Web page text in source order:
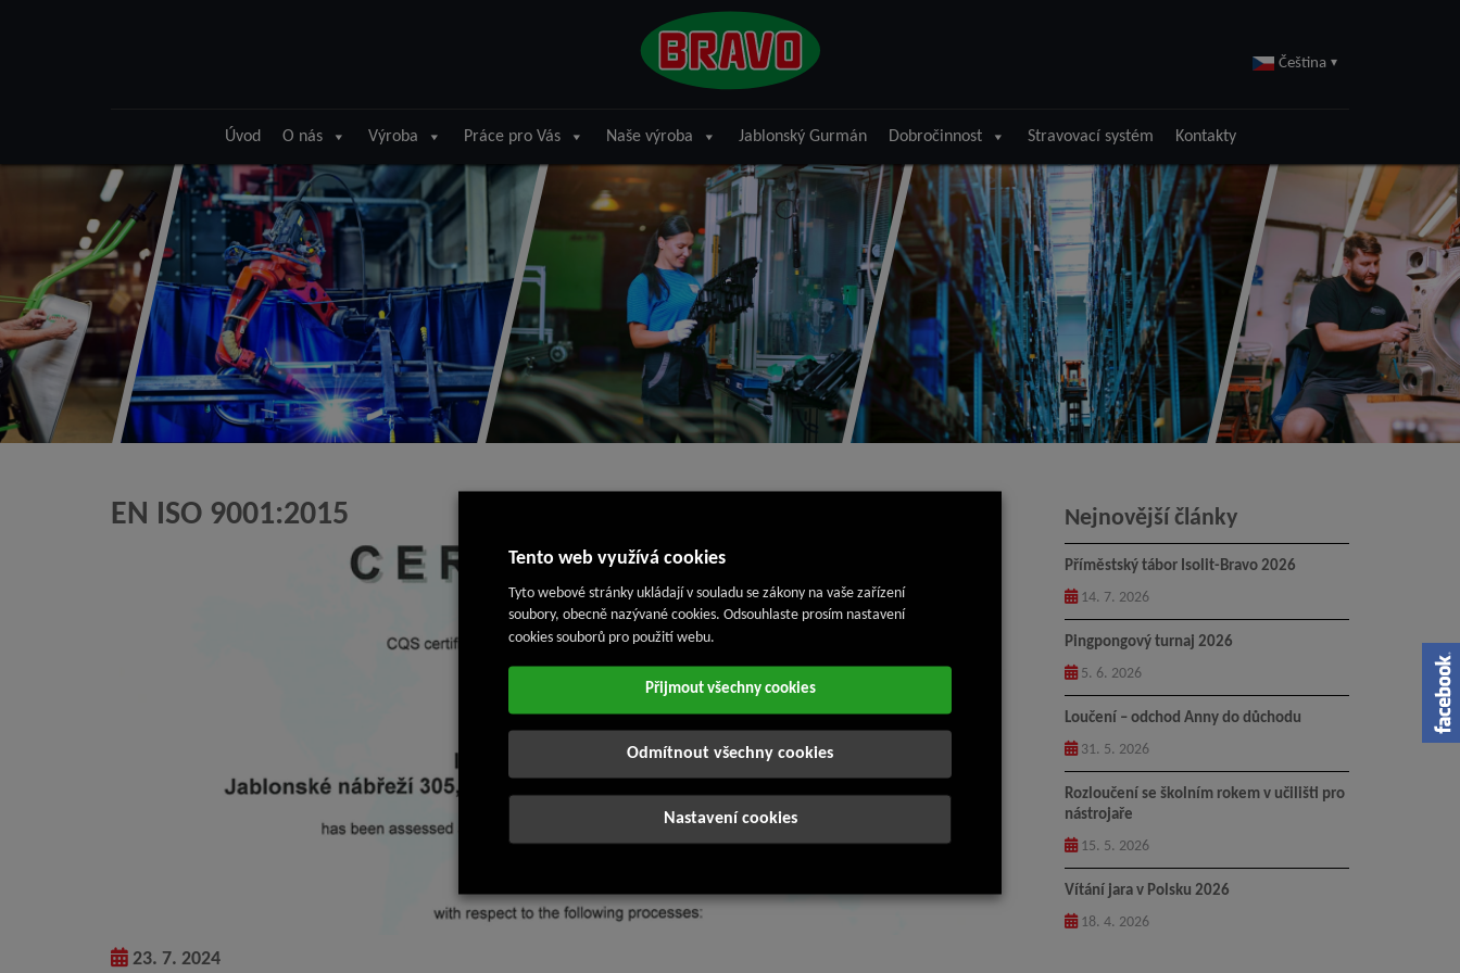
Čeština ▾
Úvod O nás Výroba Práce pro Vás Naše výroba Jablonský Gurmán Dobročinnost Stravovací systém Kontakty
EN ISO 9001:2015
23. 7. 2024
Nejnovější články
Příměstský tábor Isolit-Bravo 2026
14. 7. 2026
Pingpongový turnaj 2026
5. 6. 2026
Loučení – odchod Anny do důchodu
31. 5. 2026
Rozloučení se školním rokem v učilišti pro
nástrojaře
15. 5. 2026
Vítání jara v Polsku 2026
18. 4. 2026
Tento web využívá cookies
Tyto webové stránky ukládají v souladu se zákony na vaše zařízení
soubory, obecně nazývané cookies. Odsouhlaste prosím nastavení
cookies souborů pro použití webu.
Přijmout všechny cookies
Odmítnout všechny cookies
Nastavení cookies